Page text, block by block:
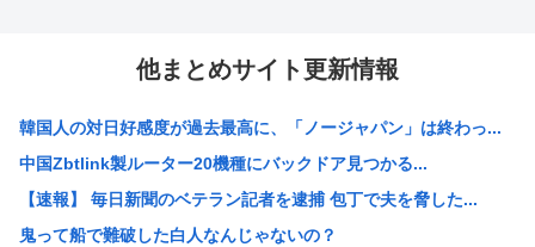
他まとめサイト更新情報
韓国人の対日好感度が過去最高に、「ノージャパン」は終わっ...
中国Zbtlink製ルーター20機種にバックドア見つかる...
【速報】 毎日新聞のベテラン記者を逮捕 包丁で夫を脅した...
鬼って船で難破した白人なんじゃないの？